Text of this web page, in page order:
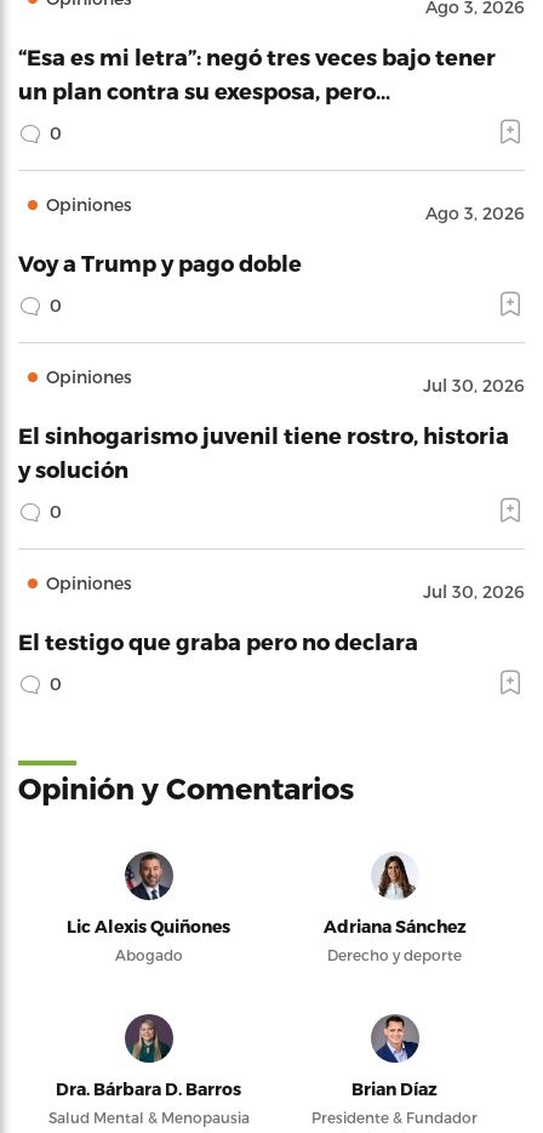
Ago 3, 2026
“Esa es mi letra”: negó tres veces bajo tener
un plan contra su exesposa, pero…
0
Opiniones Ago 3, 2026
Voy a Trump y pago doble
0
Opiniones Jul 30, 2026
El sinhogarismo juvenil tiene rostro, historia
y solución
0
Opiniones Jul 30, 2026
El testigo que graba pero no declara
0
Opinión y Comentarios
Lic Alexis Quiñones
Abogado
Adriana Sánchez
Derecho y deporte
Dra. Bárbara D. Barros
Salud Mental & Menopausia
Brian Díaz
Presidente & Fundador